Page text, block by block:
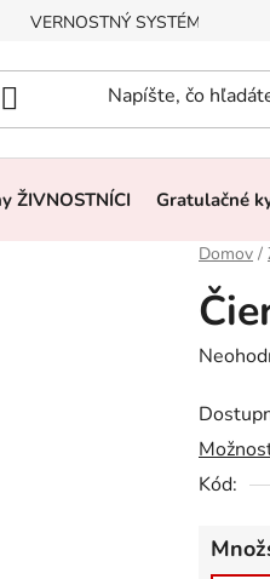
VERNOSTNÝ SYSTÉM, ZĽAVY
ŽIVNOSTNÍCI Gratulačné
Domov /
je
0,0
Kód: